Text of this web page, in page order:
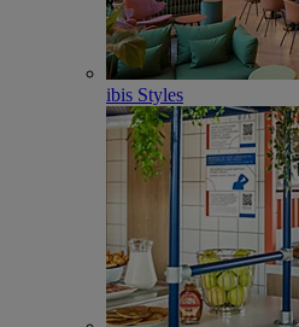
ibis Styles